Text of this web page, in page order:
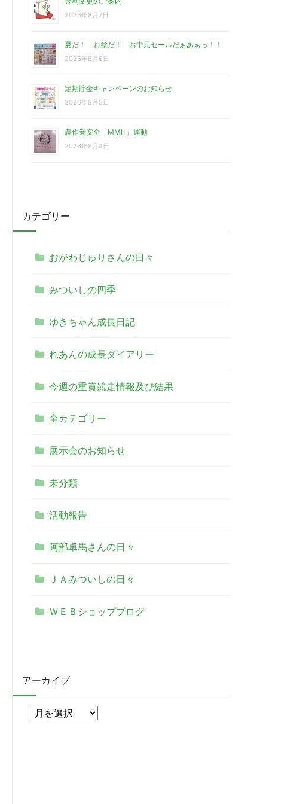
2026年8月7日
夏だ！ お盆だ！ お中元セールだぁあぁっ！！
2026年8月6日
定期貯金キャンペーンのお知らせ
2026年8月5日
農作業安全「MMH」運動
2026年8月4日
カテゴリー
おがわじゅりさんの日々
みついしの四季
ゆきちゃん成長日記
れあんの成長ダイアリー
今週の重賞競走情報及び結果
全カテゴリー
展示会のお知らせ
未分類
活動報告
阿部卓馬さんの日々
ＪＡみついしの日々
ＷＥＢショップブログ
アーカイブ
ア